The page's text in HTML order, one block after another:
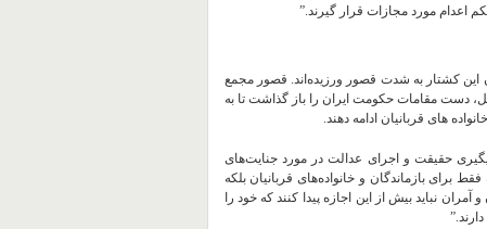
اعدام مورد مجازات قرار گیرند.”
این کشتار به شدت قصور ورزیده‌اند. قصور مجمع
دست مقامات حکومت ایران را باز گذاشت تا به
های قربانیان ادامه دهند.
حقیقت و اجرای عدالت در مورد جنایت‌های
برای بازماندگان و خانواده‌های قربانیان بلکه
نباید بیش از این اجازه پیدا کنند که خود را